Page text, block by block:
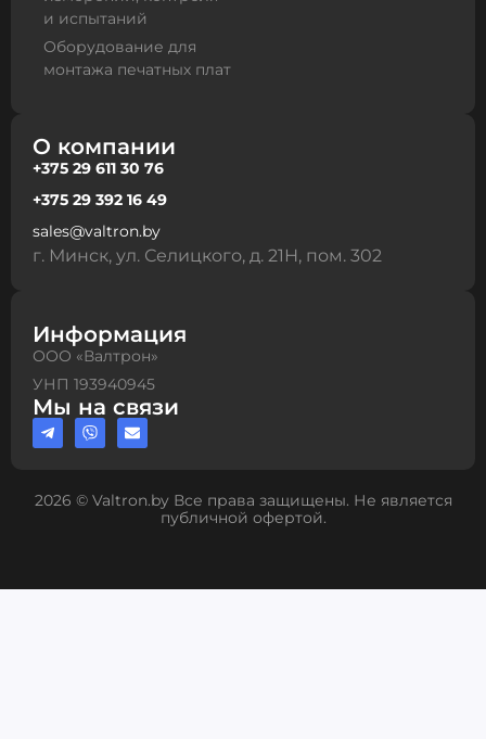
и испытаний
Оборудование для
монтажа печатных плат
О компании
+375 29 611 30 76
+375 29 392 16 49
sales@valtron.by
г. Минск, ул. Селицкого, д. 21Н, пом. 302
Информация
ООО «Валтрон»
УНП 193940945
Мы на связи
2026 © Valtron.by Все права защищены. Не является
публичной офертой.